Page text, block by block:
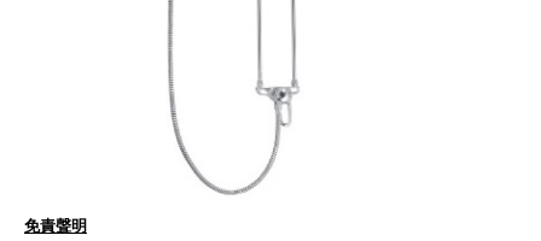
免責聲明